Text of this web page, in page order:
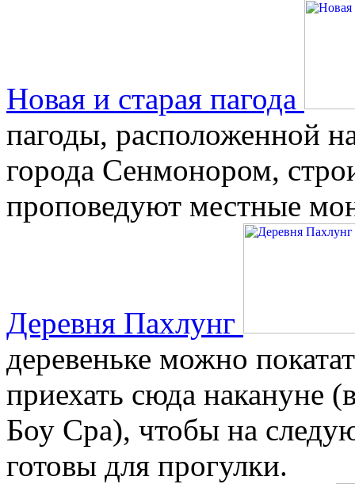
Новая и старая пагода
пагоды, расположенной
города Сенмонором,
проповедуют местные
Деревня Пахлунг
деревеньке можно
приехать сюда накануне
Боу Сра), чтобы на
готовы для прогулки.